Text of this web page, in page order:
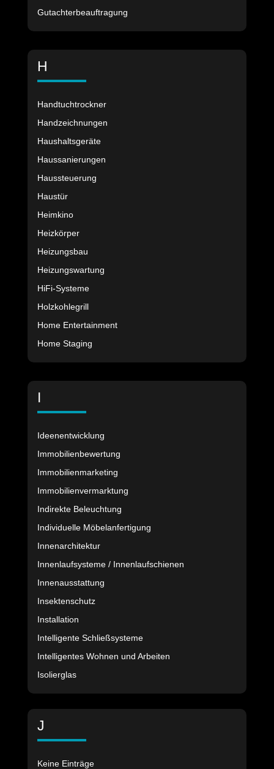
Gutachterbeauftragung
H
Handtuchtrockner
Handzeichnungen
Haushaltsgeräte
Haussanierungen
Haussteuerung
Haustür
Heimkino
Heizkörper
Heizungsbau
Heizungswartung
HiFi-Systeme
Holzkohlegrill
Home Entertainment
Home Staging
I
Ideenentwicklung
Immobilienbewertung
Immobilienmarketing
Immobilienvermarktung
Indirekte Beleuchtung
Individuelle Möbelanfertigung
Innenarchitektur
Innenlaufsysteme / Innenlaufschienen
Innenausstattung
Insektenschutz
Installation
Intelligente Schließsysteme
Intelligentes Wohnen und Arbeiten
Isolierglas
J
Keine Einträge